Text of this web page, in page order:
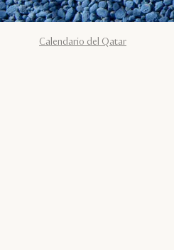
Calendario del Qatar